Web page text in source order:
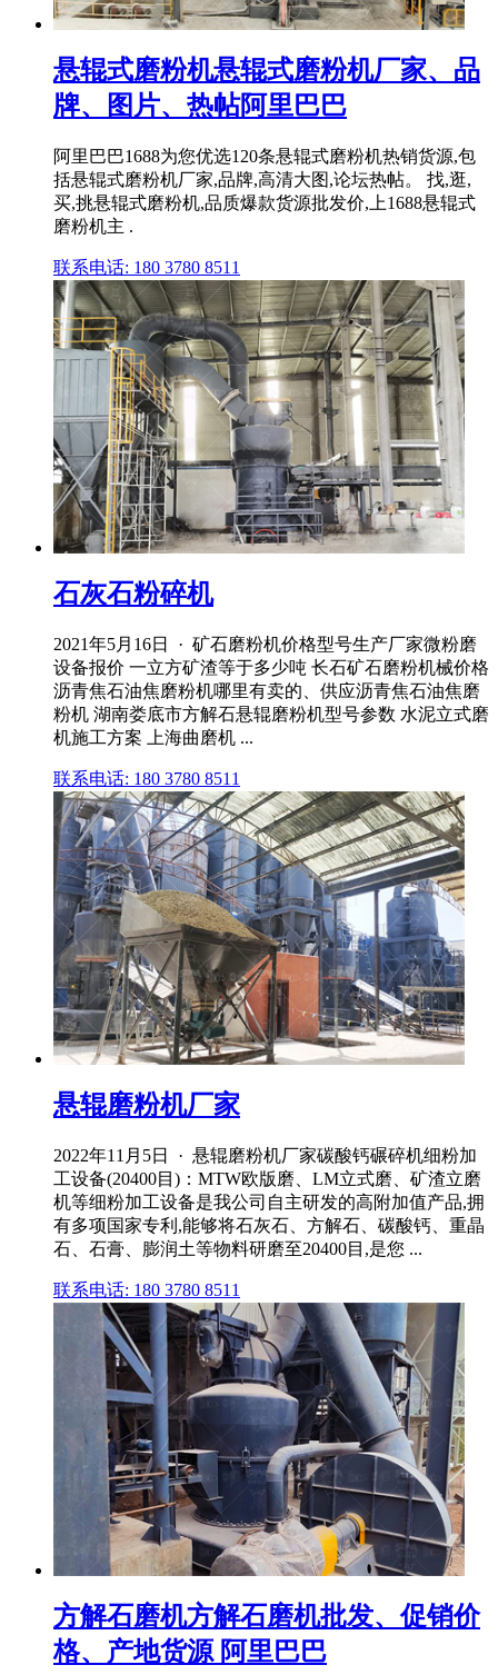
悬辊式磨粉机悬辊式磨粉机厂家、品
牌、图片、热帖阿里巴巴
阿里巴巴1688为您优选120条悬辊式磨粉机热销货源,包
括悬辊式磨粉机厂家,品牌,高清大图,论坛热帖。 找,逛,
买,挑悬辊式磨粉机,品质爆款货源批发价,上1688悬辊式
磨粉机主 .
联系电话: 180 3780 8511
石灰石粉碎机
2021年5月16日 · 矿石磨粉机价格型号生产厂家微粉磨
设备报价 一立方矿渣等于多少吨 长石矿石磨粉机械价格
沥青焦石油焦磨粉机哪里有卖的、供应沥青焦石油焦磨
粉机 湖南娄底市方解石悬辊磨粉机型号参数 水泥立式磨
机施工方案 上海曲磨机 ...
联系电话: 180 3780 8511
悬辊磨粉机厂家
2022年11月5日 · 悬辊磨粉机厂家碳酸钙碾碎机细粉加
工设备(20400目)：MTW欧版磨、LM立式磨、矿渣立磨
机等细粉加工设备是我公司自主研发的高附加值产品,拥
有多项国家专利,能够将石灰石、方解石、碳酸钙、重晶
石、石膏、膨润土等物料研磨至20400目,是您 ...
联系电话: 180 3780 8511
方解石磨机方解石磨机批发、促销价
格、产地货源 阿里巴巴